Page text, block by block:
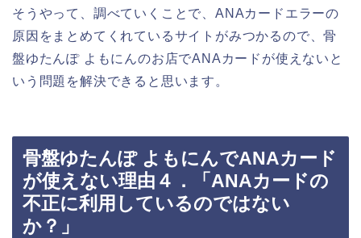
そうやって、調べていくことで、ANAカードエラーの
原因をまとめてくれているサイトがみつかるので、骨
盤ゆたんぽ よもにんのお店でANAカードが使えないと
いう問題を解決できると思います。
骨盤ゆたんぽ よもにんでANAカード
が使えない理由４．「ANAカードの
不正に利用しているのではない
か？」